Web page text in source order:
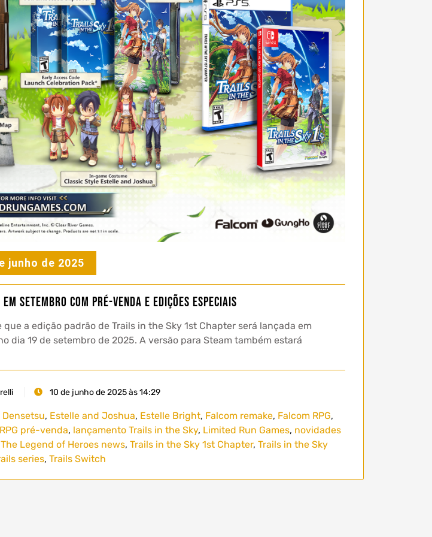
junho de 2025
setembro com pré-venda e edições especiais
a edição padrão de Trails in the Sky 1st Chapter será lançada em
19 de setembro de 2025. A versão para Steam também estará
10 de junho de 2025 às 14:29
Densetsu, Estelle and Joshua, Estelle Bright, Falcom remake, Falcom RPG,
pré-venda, lançamento Trails in the Sky, Limited Run Games, novidades
The Legend of Heroes news, Trails in the Sky 1st Chapter, Trails in the Sky
series, Trails Switch